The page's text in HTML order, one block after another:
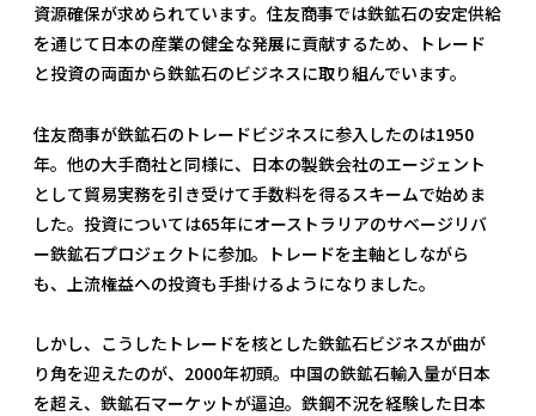
資源確保が求められています。住友商事では鉄鉱石の安定供給
を通じて日本の産業の健全な発展に貢献するため、トレード
と投資の両面から鉄鉱石のビジネスに取り組んでいます。
住友商事が鉄鉱石のトレードビジネスに参入したのは1950
年。他の大手商社と同様に、日本の製鉄会社のエージェント
として貿易実務を引き受けて手数料を得るスキームで始めま
した。投資については65年にオーストラリアのサベージリバ
ー鉄鉱石プロジェクトに参加。トレードを主軸としながら
も、上流権益への投資も手掛けるようになりました。
しかし、こうしたトレードを核とした鉄鉱石ビジネスが曲が
り角を迎えたのが、2000年初頭。中国の鉄鉱石輸入量が日本
を超え、鉄鉱石マーケットが逼迫。鉄鋼不況を経験した日本